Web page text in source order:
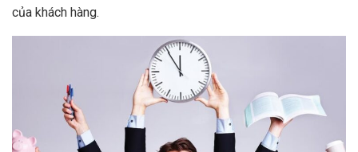
của khách hàng.